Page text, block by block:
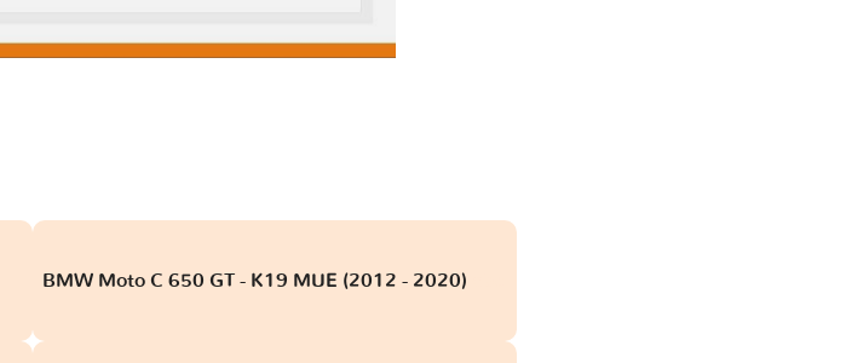
BMW Moto C 650 GT - K19 MUE (2012 - 2020)